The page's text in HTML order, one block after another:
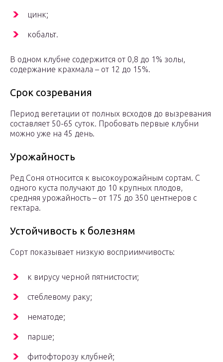
цинк;
кобальт.
В одном клубне содержится от 0,8 до 1% золы,
содержание крахмала – от 12 до 15%.
Срок созревания
Период вегетации от полных всходов до вызревания
составляет 50-65 суток. Пробовать первые клубни
можно уже на 45 день.
Урожайность
Ред Соня относится к высокоурожайным сортам. С
одного куста получают до 10 крупных плодов,
средняя урожайность – от 175 до 350 центнеров с
гектара.
Устойчивость к болезням
Сорт показывает низкую восприимчивость:
к вирусу черной пятнистости;
стеблевому раку;
нематоде;
парше;
фитофторозу клубней;